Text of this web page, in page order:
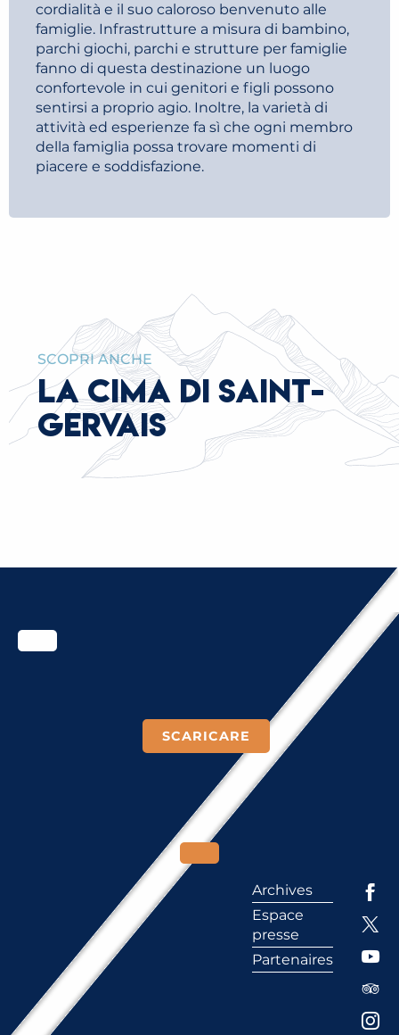
cordialità e il suo caloroso benvenuto alle
famiglie. Infrastrutture a misura di bambino,
parchi giochi, parchi e strutture per famiglie
fanno di questa destinazione un luogo
confortevole in cui genitori e figli possono
sentirsi a proprio agio. Inoltre, la varietà di
attività ed esperienze fa sì che ogni membro
della famiglia possa trovare momenti di
piacere e soddisfazione.
SCOPRI ANCHE
LA CIMA DI SAINT-
GERVAIS
SCARICARE
Archives
Espace
presse
Partenaires